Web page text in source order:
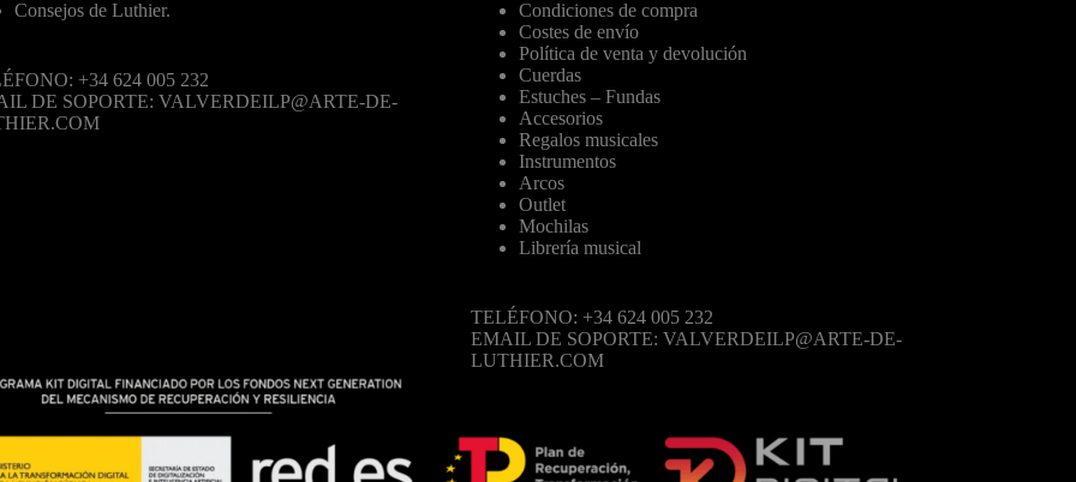
Consejos de Luthier.
+34 624 005 232
DE SOPORTE: VALVERDEILP@ARTE-DE-
Condiciones de compra
Costes de envío
Política de venta y devolución
Cuerdas
Estuches – Fundas
Accesorios
Regalos musicales
Instrumentos
Arcos
Outlet
Mochilas
Librería musical
TELÉFONO: +34 624 005 232
EMAIL DE SOPORTE: VALVERDEILP@ARTE-DE-
LUTHIER.COM